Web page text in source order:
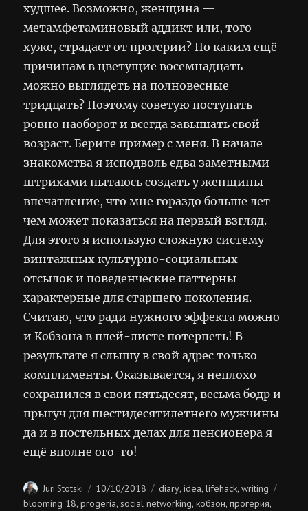
худшее. Возможно, женщина —
метамфетаминовый аддикт или, того
хуже, страдает от прогерии? По каким ещё
причинам в цветущие восемнадцать
можно выглядеть на полновесные
тридцать? Поэтому советую поступать
ровно наоборот и всегда завышать свой
возраст. Берите пример с меня. В начале
знакомства я исподволь едва заметными
штрихами пытаюсь создать у женщины
впечатление, что мне гораздо больше лет
чем может показаться на первый взгляд.
Для этого я использую сложную систему
винтажных культурно-социальных
отсылок и поведенческие паттерны
характерные для старшего поколения.
Считаю, что ради нужного эффекта можно
и Кобзона в плей-листе потерпеть! В
результате я слышу в свой адрес только
комплименты. Оказывается, я неплохо
сохранился в свои пятьдесят, весьма бодр и
прыгуч для шестидесятилетнего мужчины
да и в постельных делах для пенсионера я
ещё вполне ого-го!
Author
Juri Stotski
Posted
on
10/10/2018 Categories
diary,idea,lifehack,writing
blooming 18,progeria, social networking,кобзон,прогерия,